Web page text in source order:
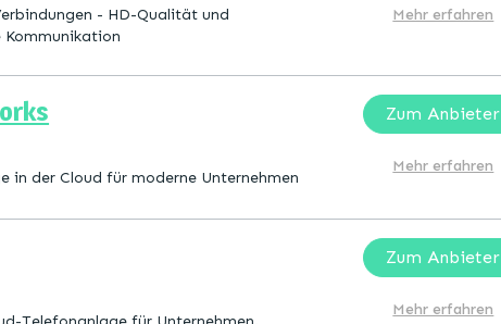
- HD-Qualität und
Kommunikation
Mehr erfahren
in der Cloud für moderne Unternehmen
Zum Anbieter
Mehr erfahren
Zum Anbieter
Mehr erfahren